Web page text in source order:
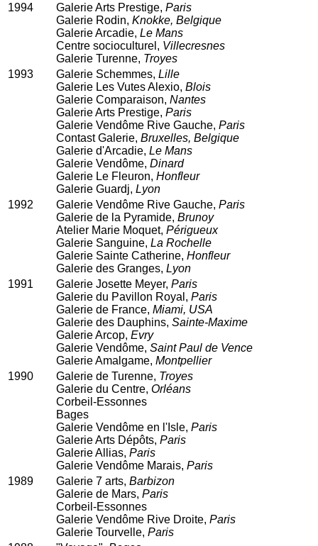
1994
Galerie Arts Prestige, Paris
Galerie Rodin, Knokke, Belgique
Galerie Arcadie, Le Mans
Centre socioculturel, Villecresnes
Galerie Turenne, Troyes
1993
Galerie Schemmes, Lille
Galerie Les Vutes Alexio, Blois
Galerie Comparaison, Nantes
Galerie Arts Prestige, Paris
Galerie Vendôme Rive Gauche, Paris
Contast Galerie, Bruxelles, Belgique
Galerie d'Arcadie, Le Mans
Galerie Vendôme, Dinard
Galerie Le Fleuron, Honfleur
Galerie Guardj, Lyon
1992
Galerie Vendôme Rive Gauche, Paris
Galerie de la Pyramide, Brunoy
Atelier Marie Moquet, Périgueux
Galerie Sanguine, La Rochelle
Galerie Sainte Catherine, Honfleur
Galerie des Granges, Lyon
1991
Galerie Josette Meyer, Paris
Galerie du Pavillon Royal, Paris
Galerie de France, Miami, USA
Galerie des Dauphins, Sainte-Maxime
Galerie Arcop, Evry
Galerie Vendôme, Saint Paul de Vence
Galerie Amalgame, Montpellier
1990
Galerie de Turenne, Troyes
Galerie du Centre, Orléans
Corbeil-Essonnes
Bages
Galerie Vendôme en l'Isle, Paris
Galerie Arts Dépôts, Paris
Galerie Allias, Paris
Galerie Vendôme Marais, Paris
1989
Galerie 7 arts, Barbizon
Galerie de Mars, Paris
Corbeil-Essonnes
Galerie Vendôme Rive Droite, Paris
Galerie Tourvelle, Paris